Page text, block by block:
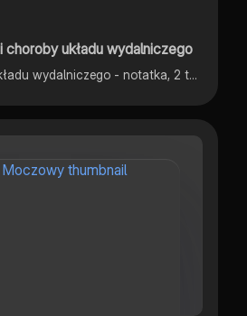
choroby układu wydalniczego
Higiena i choroby układu wydalniczego - notatka, 2 temat rozdziału „układ wydalniczy”